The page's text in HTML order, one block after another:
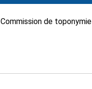
Commission de toponymie